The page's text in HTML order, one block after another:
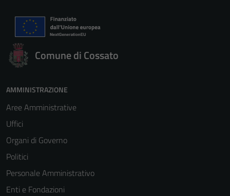
Comune di Cossato
AMMINISTRAZIONE
Aree Amministrative
Uffici
Organi di Governo
Politici
Personale Amministrativo
Enti e Fondazioni